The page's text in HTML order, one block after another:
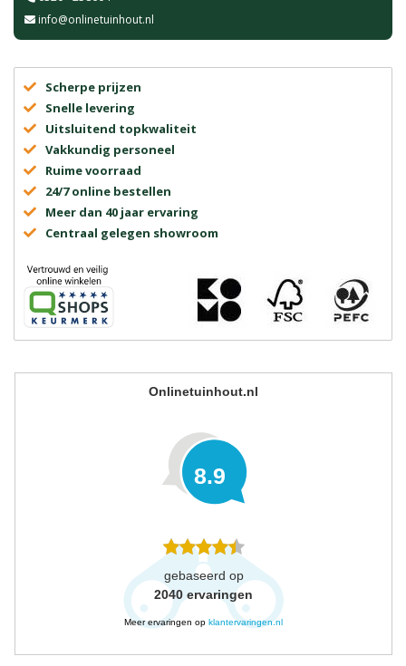
info@onlinetuinhout.nl
Scherpe prijzen
Snelle levering
Uitsluitend topkwaliteit
Vakkundig personeel
Ruime voorraad
24/7 online bestellen
Meer dan 40 jaar ervaring
Centraal gelegen showroom
Onlinetuinhout.nl
8.9
gebaseerd op
2040 ervaringen
Meer ervaringen op klantervaringen.nl